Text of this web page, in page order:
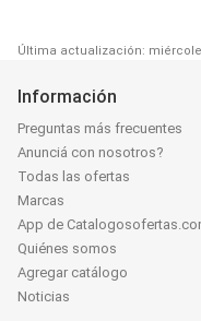
Última actualización:
Información
Preguntas más frecuentes
Anunciá con nosotros?
Todas las ofertas
Marcas
App de
Quiénes somos
Agregar catálogo
Noticias